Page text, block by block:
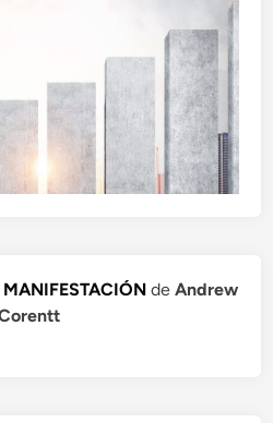
MANIFESTACIÓNde Andrew